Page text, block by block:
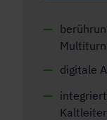
digitale